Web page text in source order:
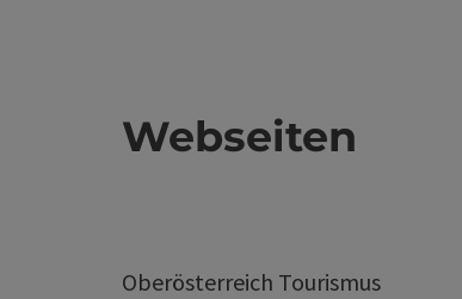
Webseiten
Oberösterreich Tourismus